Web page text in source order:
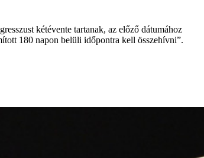
kétévente tartanak, az előző dátumához
180 napon belüli időpontra kell összehívni”.